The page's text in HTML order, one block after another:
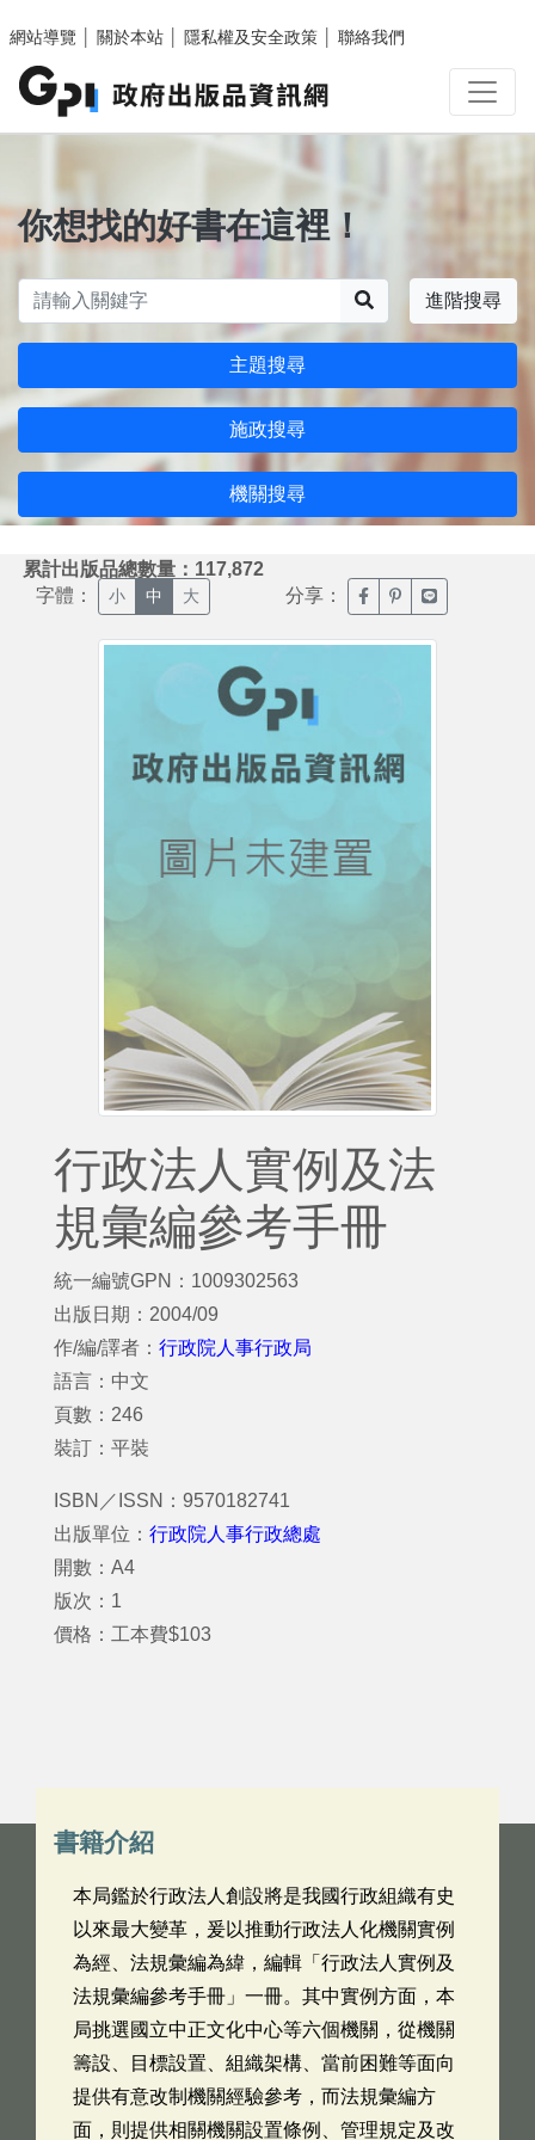
網站導覽
關於本站 隱私權及安全政策 聯絡我們
你想找的好書在這裡！
進階搜尋
主題搜尋
施政搜尋
機關搜尋
累計出版品總數量：117,872
字體： 小 中 大 分享： 臉書分享(另開新視窗)
噗浪分享(另開新
Line分享(另
行政法人實例及法
規彙編參考手冊
統一編號GPN：1009302563
出版日期：2004/09
作/編/譯者： 行政院人事行政局
語言：中文
頁數：246
裝訂：平裝
ISBN／ISSN：9570182741
出版單位： 行政院人事行政總處
開數：A4
版次：1
價格：工本費$103
書籍介紹
本局鑑於行政法人創設將是我國行政組織有史
以來最大變革，爰以推動行政法人化機關實例
為經、法規彙編為緯，編輯「行政法人實例及
法規彙編參考手冊」一冊。其中實例方面，本
局挑選國立中正文化中心等六個機關，從機關
籌設、目標設置、組織架構、當前困難等面向
提供有意改制機關經驗參考，而法規彙編方
面，則提供相關機關設置條例、管理規定及改